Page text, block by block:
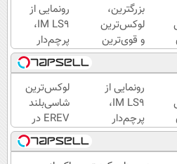
بزرگترین،
لوکس‌ترین
و قوی‌ترین
شاسی بلند
EREV در
در ایران
رونمایی
شد
رونمایی از
IM LS9،
پرچم‌دار
فوق‌لوکس
EREV
وارد بازار
ایران شد
رونمایی از
IM LS9،
پرچم‌دار
فوق‌لوکس
EREV
لوکس‌ترین
شاسی‌بلند
EREV در
ایران،
توسط نیکا